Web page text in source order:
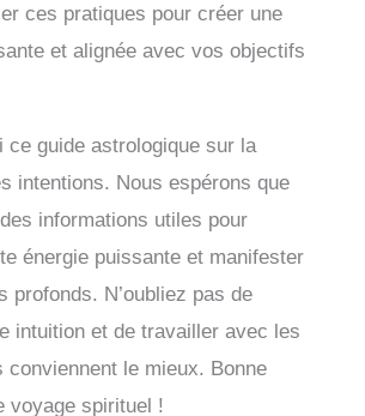
ces pratiques pour créer une
et alignée avec vos objectifs
ce guide astrologique sur la
intentions. Nous espérons que
informations utiles pour
énergie puissante et manifester
profonds. N’oubliez pas de
intuition et de travailler avec les
conviennent le mieux. Bonne
voyage spirituel !